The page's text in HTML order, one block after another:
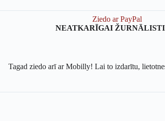
Ziedo ar PayPal
NEATKARĪGAI
Tagad ziedo arī ar Mobilly! Lai to izdarītu,